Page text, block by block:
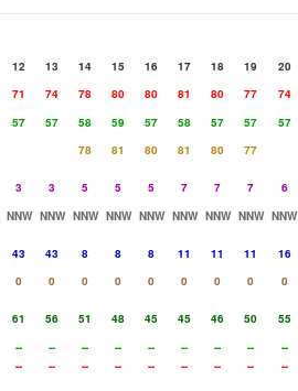
12 13 14 15 16 17 18 19 20
71 74 78 80 80 81 80 77 74
57 57 58 59 57 58 57 57 57
78 81 80 81 80
77
3 3 5 5 5 7 7 7 6
NNW NNW NNW NNW NNW NNW NNW NNW NNW
43 43 8 8 8 11 11 11 16
0 0 0 0 0 0 0 0 0
61 56 51 48 45 45 46 50 55
-- -- -- -- -- -- -- -- --
-- -- -- -- -- -- -- -- --